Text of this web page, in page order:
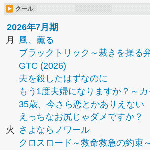
クール
2026年7月期
月
風、薫る
ブラックトリック～裁きを操る
GTO (2026)
夫を殺したはずなのに
もう1度夫婦になりますか？～カ
35歳、今さら恋とかありえない
えっちなお尻じゃダメですか？
火
さよならノワール
クロスロード～救命救急の約束～